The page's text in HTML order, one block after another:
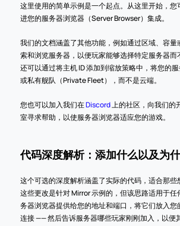
这里使用的简单示例是一个起点。从这里开始，您
进您的服务器浏览器（Server Browser）集成。
我们的文档涵盖了其他功能，例如通过区域、容量
索和浏览服务器，以便玩家能够选择特定服务器而
还可以通过将主机 ID 添加到缩放策略中，将您的
或私有舰队（Private Fleet），而不是云端。
您也可以加入我们在 Discord 上的社区，向我们的
室寻求帮助，以使服务器浏览器适应您的游戏。
代码深度解析：添加什么以及为
这个可选的深度解析涵盖了实际的代码，适合那些
这些更改是针对 Mirror 示例的，但该思路适用于任
务器浏览器提供给您的地址和端口，将它们放入您
连接 —— 然后告诉服务器哪些玩家刚刚加入，以便